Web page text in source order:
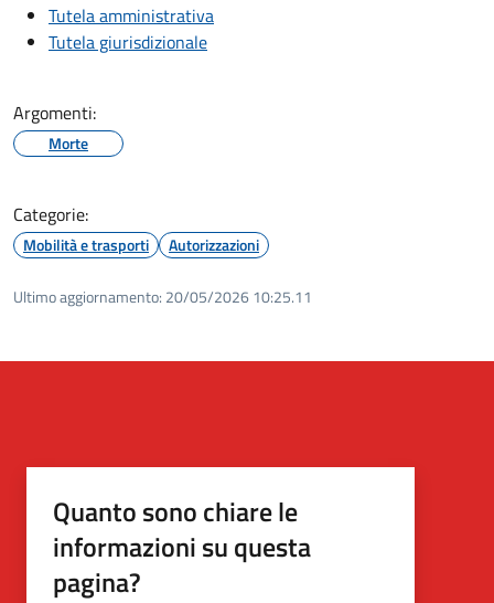
Tutela amministrativa
Tutela giurisdizionale
Argomenti:
Morte
Categorie:
Mobilità e trasporti Autorizzazioni
Ultimo aggiornamento: 20/05/2026 10:25.11
Quanto sono chiare le
informazioni su questa
pagina?